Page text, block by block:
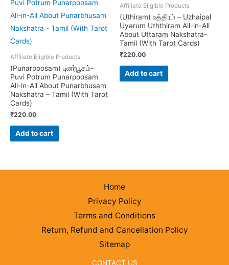
Affiliate Eligible Products
(Punarpoosam) புனர்பூசம்-
Puvi Potrum Punarpoosam
All-in-All About Punarbhusam
Nakshatra – Tamil (With Tarot
Cards)
₹220.00
Add to cart
Affiliate Eligible Products
(Uthiram) உத்திரம் – Uzhaipal
Uyarum Uththiram All-in-All
About Uttaram Nakshatra-
Tamil (With Tarot Cards)
₹220.00
Add to cart
Home
Privacy Policy
Terms and Conditions
Return, Refund and Cancellation Policy
Sitemap
CONTACT US